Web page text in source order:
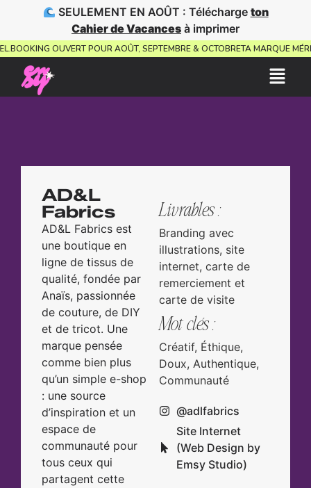
SEULEMENT EN AOÛT : Télécharge ton
Cahier de Vacances à imprimer
BOOKING OUVERT POUR AOÛT, SEPTEMBRE & OCTOBRETA MARQUE
AD&L
Fabrics
AD&L Fabrics est
une boutique en
ligne de tissus de
qualité, fondée par
Anaïs, passionnée
de couture, de DIY
et de tricot. Une
marque pensée
comme bien plus
qu’un simple e-shop
: une source
d’inspiration et un
espace de
communauté pour
tous ceux qui
partagent cette
Livrables :
Branding avec
illustrations, site
internet, carte de
remerciement et
carte de visite
Mot clés :
Créatif, Éthique,
Doux, Authentique,
Communauté
@adlfabrics
Site Internet
(Web Design by
Emsy Studio)